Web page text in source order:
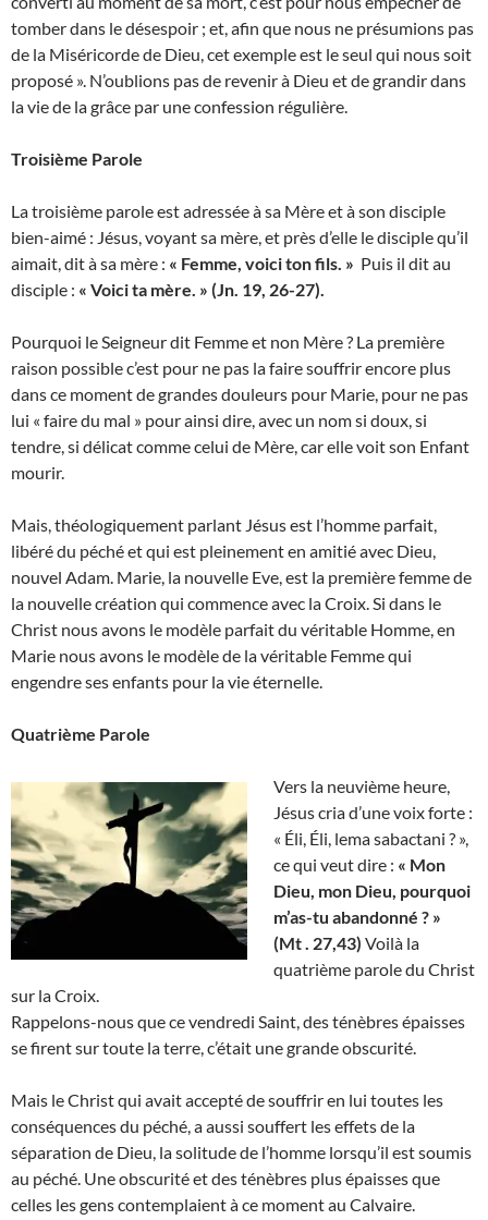
tomber dans le désespoir ; et, afin que nous ne présumions pas
de la Miséricorde de Dieu, cet exemple est le seul qui nous soit
proposé ». N’oublions pas de revenir à Dieu et de grandir dans
la vie de la grâce par une confession régulière.
Troisième Parole
La troisième parole est adressée à sa Mère et à son disciple
bien-aimé : Jésus, voyant sa mère, et près d’elle le disciple qu’il
aimait, dit à sa mère : « Femme, voici ton fils. » Puis il dit au
disciple : « Voici ta mère. » (Jn. 19, 26-27).
Pourquoi le Seigneur dit Femme et non Mère ? La première
raison possible c’est pour ne pas la faire souffrir encore plus
dans ce moment de grandes douleurs pour Marie, pour ne pas
lui « faire du mal » pour ainsi dire, avec un nom si doux, si
tendre, si délicat comme celui de Mère, car elle voit son Enfant
mourir.
Mais, théologiquement parlant Jésus est l’homme parfait,
libéré du péché et qui est pleinement en amitié avec Dieu,
nouvel Adam. Marie, la nouvelle Eve, est la première femme de
la nouvelle création qui commence avec la Croix. Si dans le
Christ nous avons le modèle parfait du véritable Homme, en
Marie nous avons le modèle de la véritable Femme qui
engendre ses enfants pour la vie éternelle.
Quatrième Parole
Vers la neuvième heure,
Jésus cria d’une voix forte :
« Éli, Éli, lema sabactani ? »,
ce qui veut dire : « Mon
Dieu, mon Dieu, pourquoi
m’as-tu abandonné ? »
(Mt . 27,43) Voilà la
quatrième parole du Christ
sur la Croix.
Rappelons-nous que ce vendredi Saint, des ténèbres épaisses
se firent sur toute la terre, c’était une grande obscurité.
Mais le Christ qui avait accepté de souffrir en lui toutes les
conséquences du péché, a aussi souffert les effets de la
séparation de Dieu, la solitude de l’homme lorsqu’il est soumis
au péché. Une obscurité et des ténèbres plus épaisses que
celles les gens contemplaient à ce moment au Calvaire.